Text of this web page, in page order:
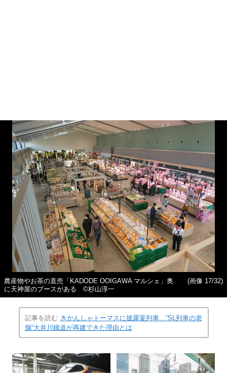
農産物やお茶の直売「KADODE OOIGAWA マルシェ」奥
に天神屋のブースがある ©杉山淳一
(画像 17/32)
記事を読む きかんしゃトーマスに披露宴列車…“SL列車の老
舗”大井川鐵道が再建できた理由とは